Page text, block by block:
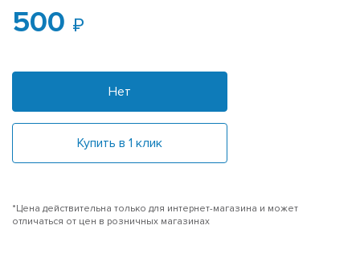
500
Нет
Купить в 1 клик
*Цена действительна только для интернет-магазина и может
отличаться от цен в розничных магазинах